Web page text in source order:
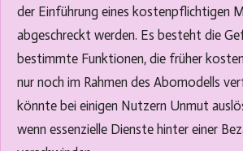
der Einführung eines kostenpflichtigen
abgeschreckt werden. Es besteht die
bestimmte Funktionen, die früher
nur noch im Rahmen des Abomodells
könnte bei einigen Nutzern Unmut
wenn essenzielle Dienste hinter einer